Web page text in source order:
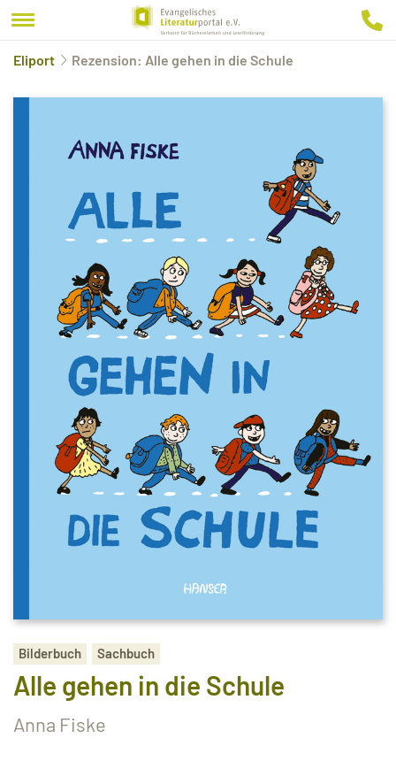
Eliport Rezension: Alle gehen in die Schule
Bilderbuch Sachbuch
Alle gehen in die Schule
Anna Fiske